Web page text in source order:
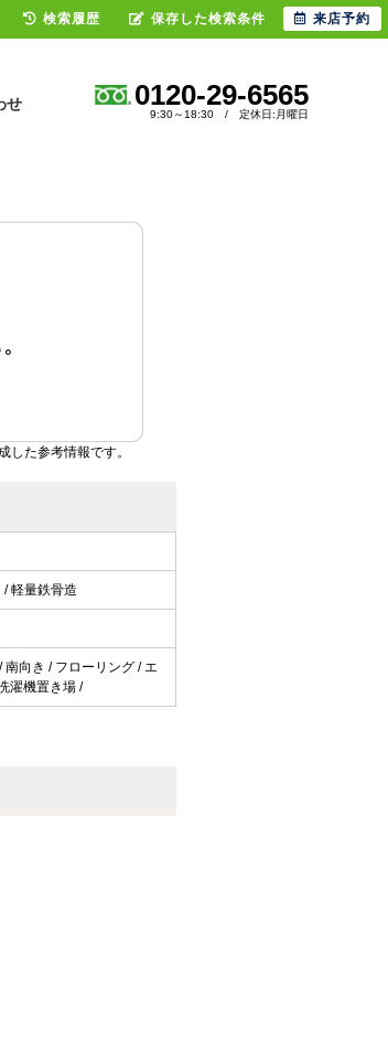
せ 0120-29-6565
9:30～18:30 / 定休日:月曜日
た参考情報です。
/ 軽量鉄骨造
向き / フローリング / エ
濯機置き場 /
検索履歴 保存した検索条件 来店予約